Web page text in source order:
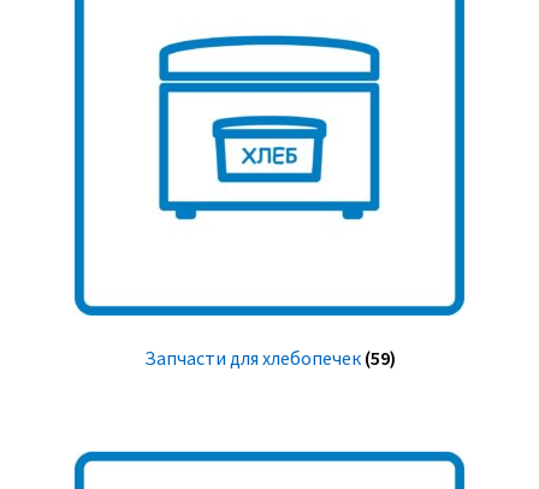
Запчасти для хлебопечек (59)